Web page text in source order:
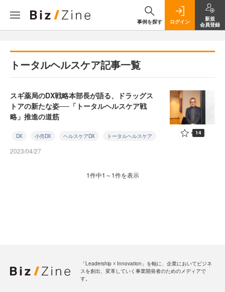
事例を探す ログイン
新規
会員登録
トータルヘルスケア記事一覧
スギ薬局のDX戦略本部長が語る、ドラッグス
トアの新たな姿──「トータルヘルスケア戦
略」推進の道筋
DX 小売DX ヘルスケアDX トータルヘルスケア
2023/04/27
14
1件中1～1件を表示
「Leadership ☓ Innovation」を軸に、企業においてビジネ
スを創出、変革していく事業開発者のためのメディアで
す。